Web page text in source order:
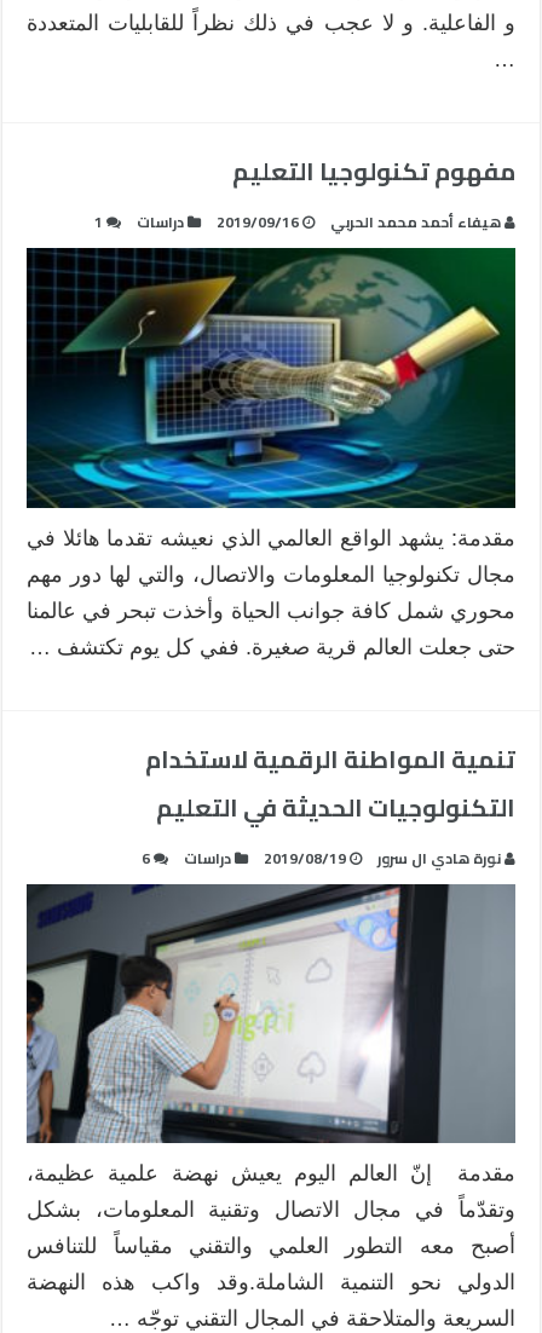
و الفاعلية. و لا عجب في ذلك نظراً للقابليات المتعددة
…
مفهوم تكنولوجيا التعليم
هيفاء أحمد محمد الحربي 2019/09/16 دراسات 1
مقدمة: يشهد الواقع العالمي الذي نعيشه تقدما هائلا في
مجال تكنولوجيا المعلومات والاتصال، والتي لها دور مهم
محوري شمل كافة جوانب الحياة وأخذت تبحر في عالمنا
حتى جعلت العالم قرية صغيرة. ففي كل يوم تكتشف …
تنمية المواطنة الرقمية لاستخدام
التكنولوجيات الحديثة في التعليم
نورة هادي ال سرور 2019/08/19 دراسات 6
مقدمة إنّ العالم اليوم يعيش نهضة علمية عظيمة،
وتقدّماً في مجال الاتصال وتقنية المعلومات، بشكل
أصبح معه التطور العلمي والتقني مقياساً للتنافس
الدولي نحو التنمية الشاملة.وقد واكب هذه النهضة
السريعة والمتلاحقة في المجال التقني توجّه …